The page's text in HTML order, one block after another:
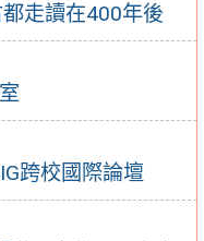
走讀在400年後
跨校國際論壇